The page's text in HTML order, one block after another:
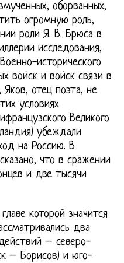
оборванных,
огромную роль,
роли Я. В. Брюса в
исследования,
исторического
войск и войск связи в
отец поэта, не
условиях
Великого
убеждали
на Россию. В
что в сражении
и две тысячи
которой значится
два
– северо-
– Борисов) и юго-